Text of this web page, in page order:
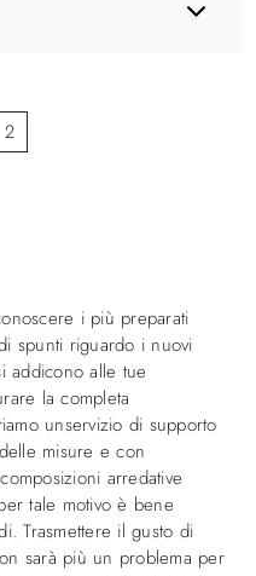
2
i più preparati
spunti riguardo i nuovi
addicono alle tue
la completa
unservizio di supporto
misure e con
arredative
tale motivo è bene
Trasmettere il gusto di
sarà più un problema per